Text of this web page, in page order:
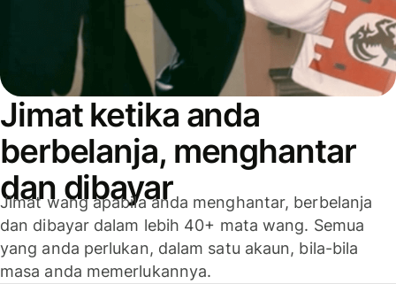
Jimat ketika anda
berbelanja, menghantar
dan dibayar
Jimat wang apabila anda menghantar, berbelanja
dan dibayar dalam lebih 40+ mata wang. Semua
yang anda perlukan, dalam satu akaun, bila-bila
masa anda memerlukannya.